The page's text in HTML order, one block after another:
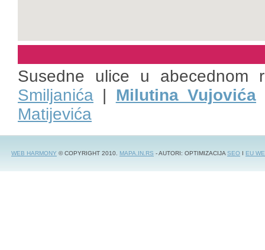
Susedne ulice u abecednom
Smiljanića | Milutina Vujovića
Matijevića
WEB HARMONY © COPYRIGHT 2010. MAPA.IN.RS - AUTORI: OPTIMIZACIJASEO I EU